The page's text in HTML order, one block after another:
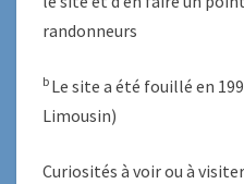
randonneurs
b Le site a été fouillé en
Limousin)
Curiosités à voir ou à